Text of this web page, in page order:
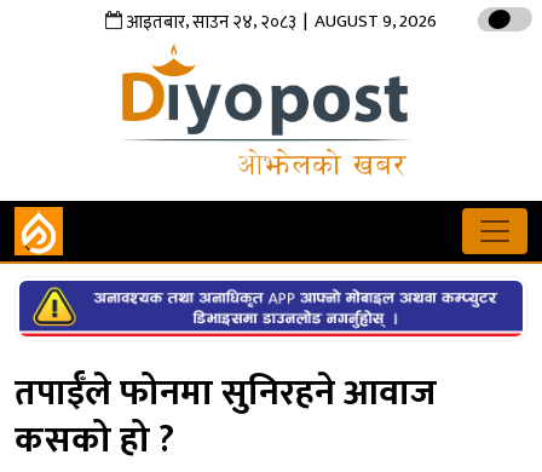
आइतबार,साउन२४,२०८३ | AUGUST 9, 2026
तपाईँले फोनमा सुनिरहने आवाज
कसको हो ?